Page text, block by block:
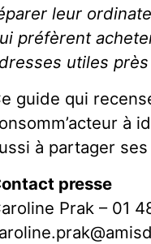
leur
préfèrent
utiles
guide qui
à
à partager
presse
Prak – 01